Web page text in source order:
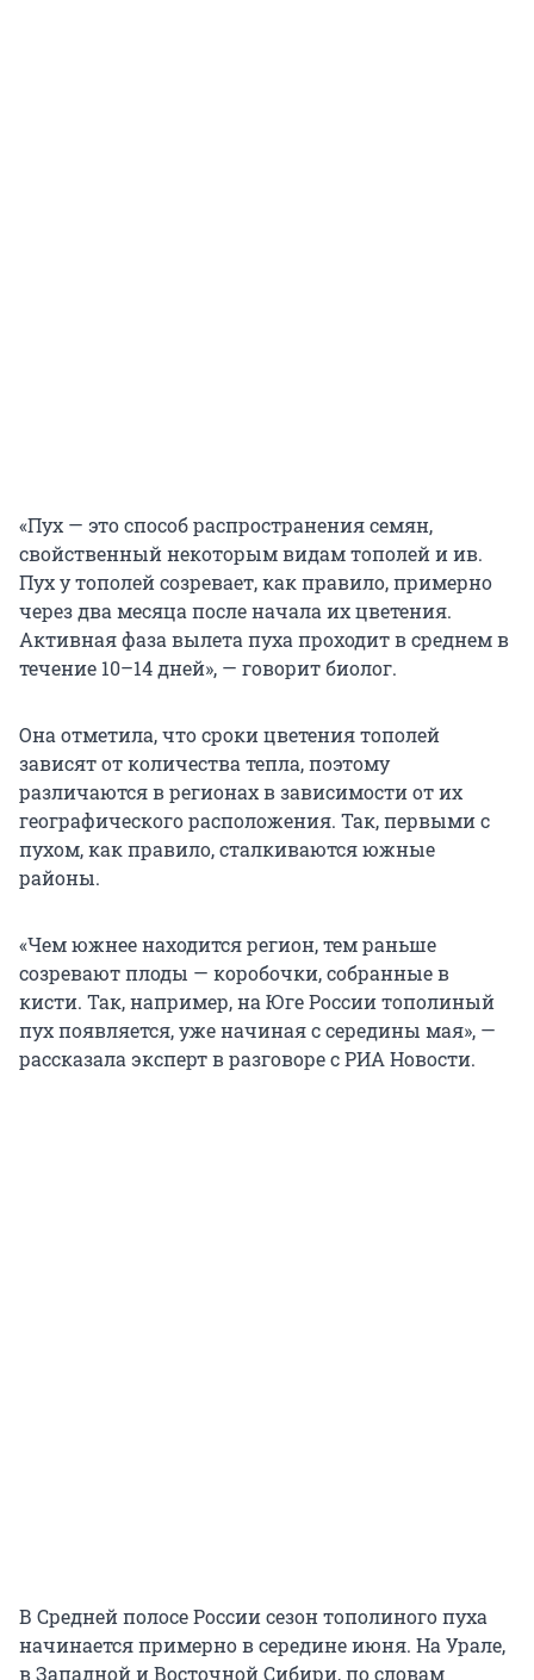
«Пух — это способ распространения семян,
свойственный некоторым видам тополей и ив.
Пух у тополей созревает, как правило, примерно
через два месяца после начала их цветения.
Активная фаза вылета пуха проходит в среднем в
течение 10–14 дней», — говорит биолог.
Она отметила, что сроки цветения тополей
зависят от количества тепла, поэтому
различаются в регионах в зависимости от их
географического расположения. Так, первыми с
пухом, как правило, сталкиваются южные
районы.
«Чем южнее находится регион, тем раньше
созревают плоды — коробочки, собранные в
кисти. Так, например, на Юге России тополиный
пух появляется, уже начиная с середины мая», —
рассказала эксперт в разговоре с РИА Новости.
В Средней полосе России сезон тополиного пуха
начинается примерно в середине июня. На Урале,
в Западной и Восточной Сибири, по словам